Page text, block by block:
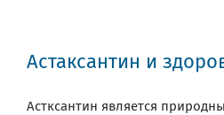
Астаксантин и
Астксантин является